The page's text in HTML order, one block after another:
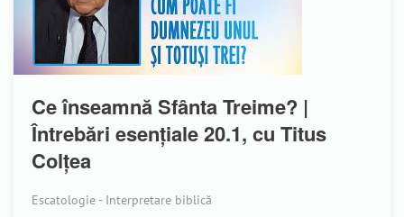
Ce înseamnă Sfânta Treime? |
Întrebări esențiale 20.1, cu Titus
Colțea
Escatologie - Interpretare biblică